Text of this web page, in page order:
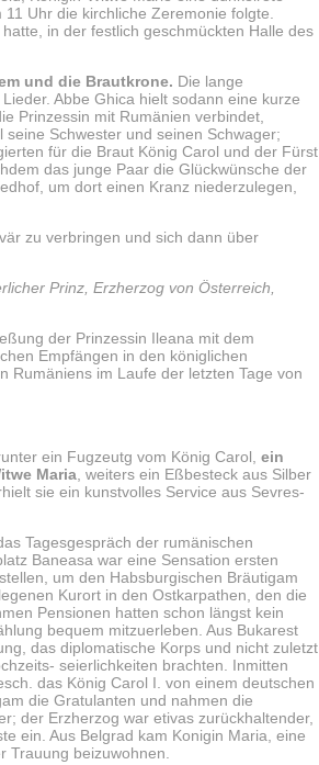
Uhr die kirchliche Zeremonie folgte.
in der festlich geschmückten Halle des
und die Brautkrone. Die lange
Abbe Ghica hielt sodann eine kurze
Prinzessin mit Rumänien verbindet,
Schwester und seinen Schwager;
für die Braut König Carol und der Fürst
das junge Paar die Glückwünsche der
um dort einen Kranz niederzulegen,
zu verbringen und sich dann über
Prinz, Erzherzog von Österreich,
der Prinzessin Ileana mit dem
Empfängen in den königlichen
Rumäniens im Laufe der letzten Tage von
ein Fugzeutg vom König Carol, ein
Maria, weiters ein Eßbesteck aus Silber
sie ein kunstvolles Service aus Sevres-
Tagesgespräch der rumänischen
Baneasa war eine Sensation ersten
um den Habsburgischen Bräutigam
Kurort in den Ostkarpathen, den die
Pensionen hatten schon längst kein
bequem mitzuerleben. Aus Bukarest
das diplomatische Korps und nicht zuletzt
seierlichkeiten brachten. Inmitten
das König Carol I. von einem deutschen
die Gratulanten und nahmen die
der Erzherzog war etivas zurückhaltender,
ein. Aus Belgrad kam Konigin Maria, eine
Trauung beizuwohnen.